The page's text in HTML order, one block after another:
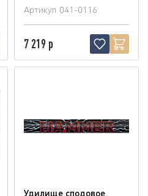
Артикул 041-0116
7 219 р
Удилище сподовое